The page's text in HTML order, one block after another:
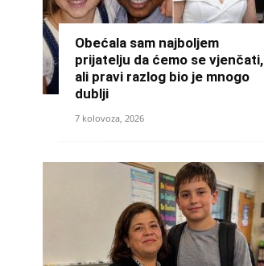
Obećala sam najboljem
prijatelju da ćemo se vjenčati,
ali pravi razlog bio je mnogo
dublji
7 kolovoza, 2026